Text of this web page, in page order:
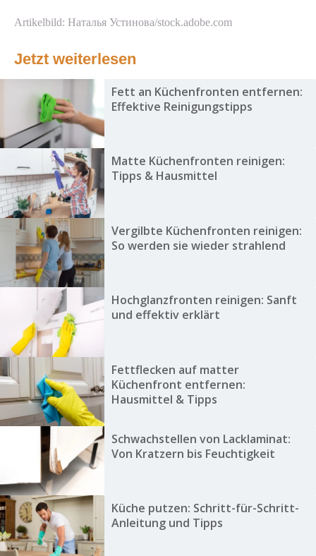
Artikelbild: Наталья Устинова/stock.adobe.com
Jetzt weiterlesen
Fett an Küchenfronten entfernen:
Effektive Reinigungstipps
Matte Küchenfronten reinigen:
Tipps & Hausmittel
Vergilbte Küchenfronten reinigen:
So werden sie wieder strahlend
Hochglanzfronten reinigen: Sanft
und effektiv erklärt
Fettflecken auf matter
Küchenfront entfernen:
Hausmittel & Tipps
Schwachstellen von Lacklaminat:
Von Kratzern bis Feuchtigkeit
Küche putzen: Schritt-für-Schritt-
Anleitung und Tipps